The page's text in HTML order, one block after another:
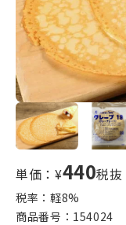
単価：¥440税抜
税率：軽8%
商品番号： 154024